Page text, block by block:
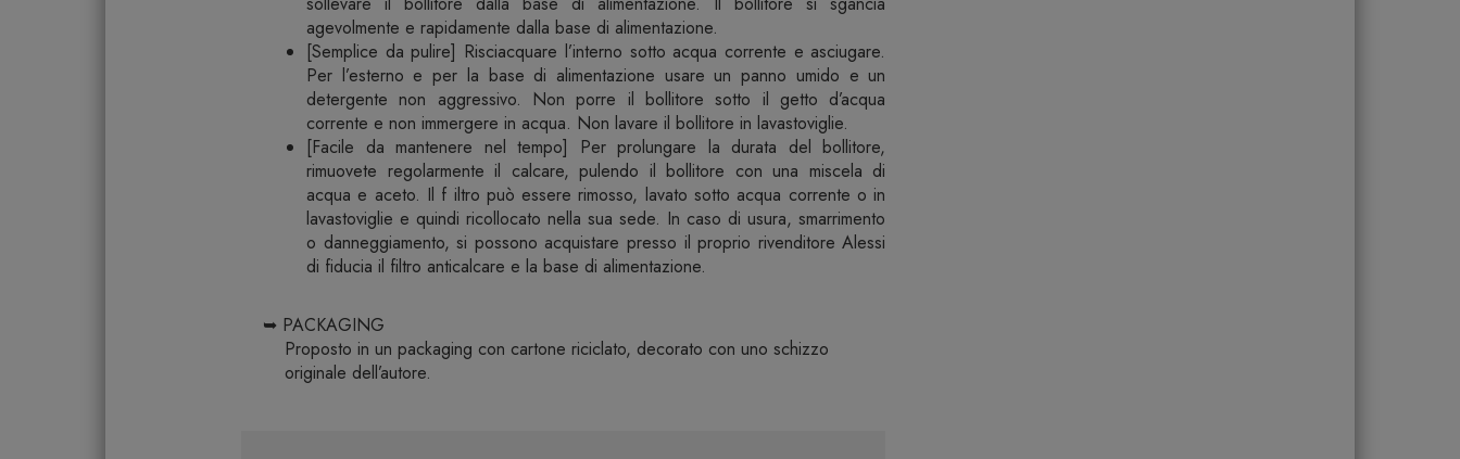
agevolmente e rapidamente dalla base di alimentazione.
[Semplice da pulire] Risciacquare l’interno sotto acqua corrente e asciugare.
Per l’esterno e per la base di alimentazione usare un panno umido e un
detergente non aggressivo. Non porre il bollitore sotto il getto d’acqua
corrente e non immergere in acqua. Non lavare il bollitore in lavastoviglie.
[Facile da mantenere nel tempo] Per prolungare la durata del bollitore,
rimuovete regolarmente il calcare, pulendo il bollitore con una miscela di
acqua e aceto. Il f iltro può essere rimosso, lavato sotto acqua corrente o in
lavastoviglie e quindi ricollocato nella sua sede. In caso di usura, smarrimento
o danneggiamento, si possono acquistare presso il proprio rivenditore Alessi
di fiducia il filtro anticalcare e la base di alimentazione.
➥ PACKAGING
Proposto in un packaging con cartone riciclato, decorato con uno schizzo
originale dell’autore.